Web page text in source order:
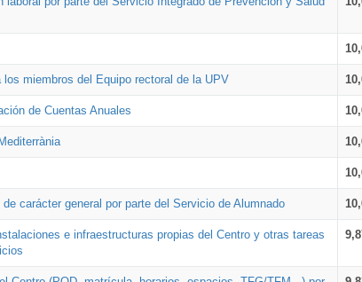
miembros del Equipo rectoral de la UPV
de Cuentas Anuales
carácter general por parte del Servicio de Alumnado
e infraestructuras propias del Centro y otras tareas